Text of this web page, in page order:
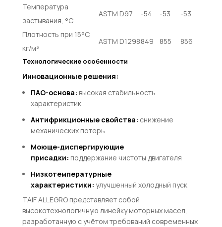
Температура
застывания, °C
ASTM D97 -54 -53 -53
Плотность при 15°C,
кг/м³
ASTM D1298849 855 856
Технологические особенности
Инновационные решения:
ПАО-основа: высокая стабильность
характеристик
Антифрикционные свойства: снижение
механических потерь
Моюще-диспергирующие
присадки: поддержание чистоты двигателя
Низкотемпературные
характеристики: улучшенный холодный пуск
TAIF ALLEGRO представляет собой
высокотехнологичную линейку моторных масел,
разработанную с учётом требований современных